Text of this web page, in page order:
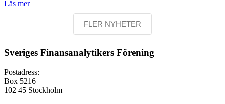
Läs mer
FLER NYHETER
Sveriges Finansanalytikers Förening
Postadress:
Box 5216
102 45 Stockholm